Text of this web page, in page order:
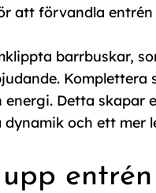
att förvandla
barrbuskar,
Komplettera
Detta skapar
och ett mer
entrén